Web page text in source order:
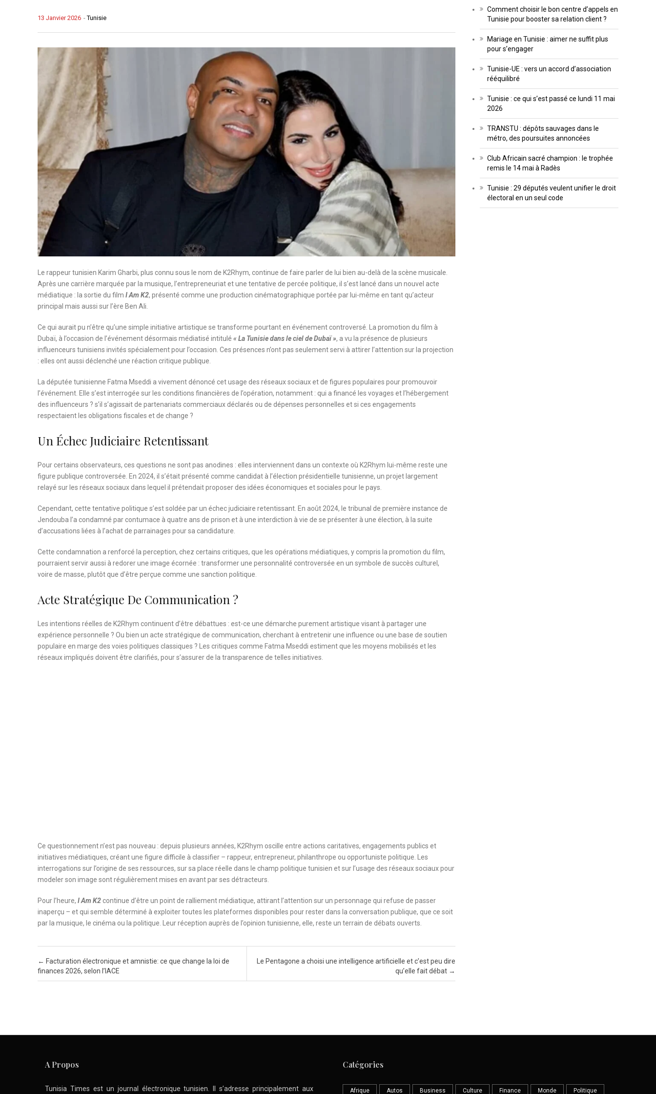
-Tunisie
13 Janvier 2026
Le rappeur tunisien Karim Gharbi, plus connu sous le nom de K2Rhym, continue de faire parler de lui bien au-delà de la scène musicale.
Après une carrière marquée par la musique, l’entrepreneuriat et une tentative de percée politique, il s’est lancé dans un nouvel acte
médiatique : la sortie du film I Am K2, présenté comme une production cinématographique portée par lui-même en tant qu’acteur
principal mais aussi sur l’ère Ben Ali.
Ce qui aurait pu n’être qu’une simple initiative artistique se transforme pourtant en événement controversé. La promotion du film à
Dubaï, à l’occasion de l’événement désormais médiatisé intitulé « La Tunisie dans le ciel de Dubaï », a vu la présence de plusieurs
influenceurs tunisiens invités spécialement pour l’occasion. Ces présences n’ont pas seulement servi à attirer l’attention sur la projection
: elles ont aussi déclenché une réaction critique publique.
La députée tunisienne Fatma Mseddi a vivement dénoncé cet usage des réseaux sociaux et de figures populaires pour promouvoir
l’événement. Elle s’est interrogée sur les conditions financières de l’opération, notamment : qui a financé les voyages et l’hébergement
des influenceurs ? s’il s’agissait de partenariats commerciaux déclarés ou de dépenses personnelles et si ces engagements
respectaient les obligations fiscales et de change ?
Un Échec Judiciaire Retentissant
Pour certains observateurs, ces questions ne sont pas anodines : elles interviennent dans un contexte où K2Rhym lui-même reste une
figure publique controversée. En 2024, il s’était présenté comme candidat à l’élection présidentielle tunisienne, un projet largement
relayé sur les réseaux sociaux dans lequel il prétendait proposer des idées économiques et sociales pour le pays.
Cependant, cette tentative politique s’est soldée par un échec judiciaire retentissant. En août 2024, le tribunal de première instance de
Jendouba l’a condamné par contumace à quatre ans de prison et à une interdiction à vie de se présenter à une élection, à la suite
d’accusations liées à l’achat de parrainages pour sa candidature.
Cette condamnation a renforcé la perception, chez certains critiques, que les opérations médiatiques, y compris la promotion du film,
pourraient servir aussi à redorer une image écornée : transformer une personnalité controversée en un symbole de succès culturel,
voire de masse, plutôt que d’être perçue comme une sanction politique.
Acte Stratégique De Communication ?
Les intentions réelles de K2Rhym continuent d’être débattues : est-ce une démarche purement artistique visant à partager une
expérience personnelle ? Ou bien un acte stratégique de communication, cherchant à entretenir une influence ou une base de soutien
populaire en marge des voies politiques classiques ? Les critiques comme Fatma Mseddi estiment que les moyens mobilisés et les
réseaux impliqués doivent être clarifiés, pour s’assurer de la transparence de telles initiatives.
Ce questionnement n’est pas nouveau : depuis plusieurs années, K2Rhym oscille entre actions caritatives, engagements publics et
initiatives médiatiques, créant une figure difficile à classifier – rappeur, entrepreneur, philanthrope ou opportuniste politique. Les
interrogations sur l’origine de ses ressources, sur sa place réelle dans le champ politique tunisien et sur l’usage des réseaux sociaux pour
modeler son image sont régulièrement mises en avant par ses détracteurs.
Pour l’heure, I Am K2continue d’être un point de ralliement médiatique, attirant l’attention sur un personnage qui refuse de passer
inaperçu – et qui semble déterminé à exploiter toutes les plateformes disponibles pour rester dans la conversation publique, que ce soit
par la musique, le cinéma ou la politique. Leur réception auprès de l’opinion tunisienne, elle, reste un terrain de débats ouverts.
Post navigation
← Facturation électronique et amnistie: ce que change la loi de
finances 2026, selon l’IACE
Le Pentagone a choisi une intelligence artificielle et c’est peu dire
qu’elle fait débat →
Comment choisir le bon centre d’appels en
Tunisie pour booster sa relation client ?
Mariage en Tunisie : aimer ne suffit plus
pour s’engager
Tunisie-UE : vers un accord d’association
rééquilibré
Tunisie : ce qui s’est passé ce lundi 11 mai
2026
TRANSTU : dépôts sauvages dans le
métro, des poursuites annoncées
Club Africain sacré champion : le trophée
remis le 14 mai à Radès
Tunisie : 29 députés veulent unifier le droit
électoral en un seul code
A Propos
Tunisia Times est un journal électronique tunisien. Il s’adresse principalement aux
Catégories
Afrique Autos Business Culture Finance Monde Politique